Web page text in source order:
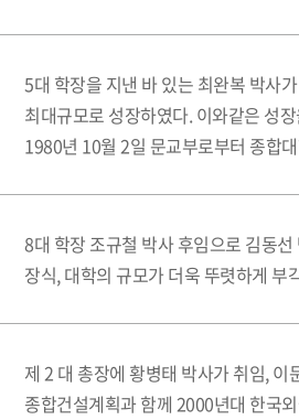
5대 학장을 지낸 바 있는 최완복 박사
최대규모로 성장하였다. 이와같은 성
1980년 10월 2일 문교부로부터 종합
8대 학장 조규철 박사 후임으로 김동
장식, 대학의 규모가 더욱 뚜렷하게
제 2 대 총장에 황병태 박사가 취임,
종합건설계획과 함께 2000년대 한국